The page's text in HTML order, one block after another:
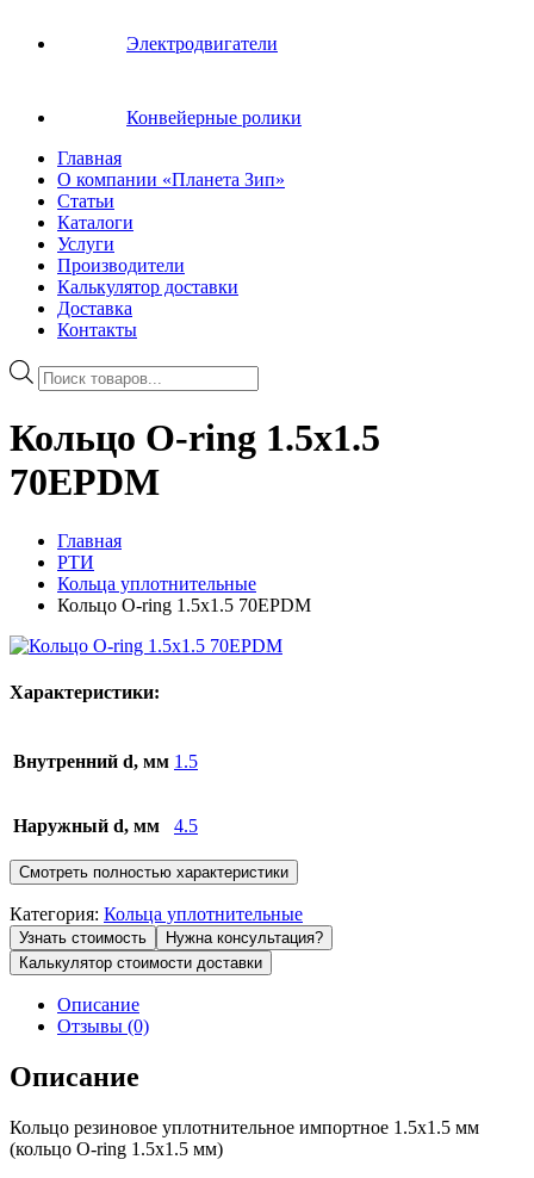
Электродвигатели
Конвейерные ролики
Главная
О компании «Планета Зип»
Статьи
Каталоги
Услуги
Производители
Калькулятор доставки
Доставка
Контакты
Поиск
товаров
Кольцо O-ring 1.5х1.5
70EPDM
Главная
РТИ
Кольца уплотнительные
Кольцо O-ring 1.5х1.5 70EPDM
Характеристики:
Внутренний d, мм 1.5
Наружный d, мм 4.5
Смотреть полностью характеристики
Категория: Кольца уплотнительные
Узнать стоимость
Нужна консультация?
Калькулятор стоимости доставки
Описание
Отзывы (0)
Описание
Кольцо резиновое уплотнительное импортное 1.5х1.5 мм
(кольцо O-ring 1.5х1.5 мм)